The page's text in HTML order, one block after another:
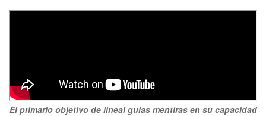
Elprimarioobjetivodelinealguíasmentirasensucapacidad